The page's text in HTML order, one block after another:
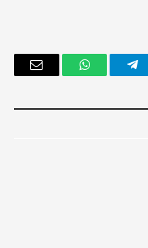
تيلقرام واتساب
البريد